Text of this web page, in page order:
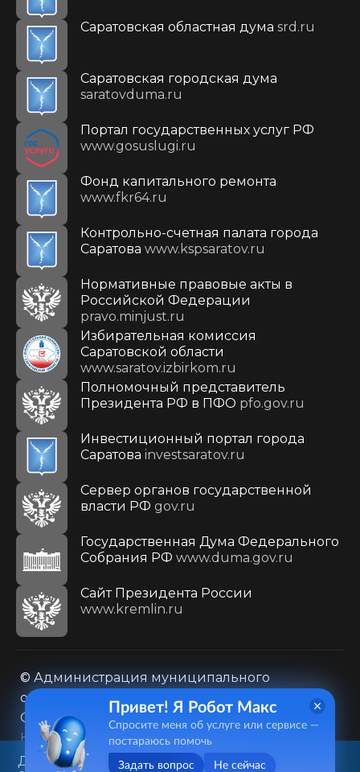
Саратовская областная дума srd.ru
Саратовская городская дума
saratovduma.ru
Портал государственных услуг РФ
www.gosuslugi.ru
Фонд капитального ремонта
www.fkr64.ru
Контрольно-счетная палата города
Саратова www.kspsaratov.ru
Нормативные правовые акты в
Российской Федерации
pravo.minjust.ru
Избирательная комиссия
Саратовской области
www.saratov.izbirkom.ru
Полномочный представитель
Президента РФ в ПФО pfo.gov.ru
Инвестиционный портал города
Саратова investsaratov.ru
Сервер органов государственной
власти РФ gov.ru
Государственная Дума Федерального
Собрания РФ www.duma.gov.ru
Cайт Президента России
www.kremlin.ru
© Администрация муниципального
образования городского округа «Город
Саратов»
Контакты
Карта сайта
Политика в отношении обработки
Данный веб-сайт использует
Привет! Я Робот Макс
Спросите меня об услуге или сервисе —
постараюсь помочь
Задать вопрос Не сейчас